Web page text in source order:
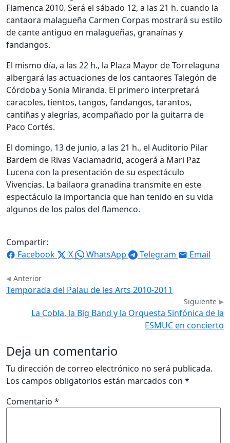
Flamenca 2010. Será el sábado 12, a las 21 h. cuando la
cantaora malagueña Carmen Corpas mostrará su estilo
de cante antiguo en malagueñas, granaínas y
fandangos.
El mismo día, a las 22 h., la Plaza Mayor de Torrelaguna
albergará las actuaciones de los cantaores Talegón de
Córdoba y Sonia Miranda. El primero interpretará
caracoles, tientos, tangos, fandangos, tarantos,
cantiñas y alegrías, acompañado por la guitarra de
Paco Cortés.
El domingo, 13 de junio, a las 21 h., el Auditorio Pilar
Bardem de Rivas Vaciamadrid, acogerá a Mari Paz
Lucena con la presentación de su espectáculo
Vivencias. La bailaora granadina transmite en este
espectáculo la importancia que han tenido en su vida
algunos de los palos del flamenco.
Compartir:
Facebook
X WhatsApp Telegram Email
Anterior
Temporada del Palau de les Arts 2010-2011
Siguiente
La Cobla, la Big Band y la Orquesta Sinfónica de la
ESMUC en concierto
Deja un comentario
Tu dirección de correo electrónico no será publicada.
Los campos obligatorios están marcados con *
Comentario *